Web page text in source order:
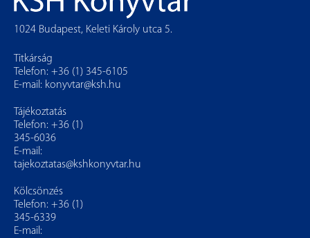
1024 Budapest, Keleti Károly utca 5.
Titkárság
Telefon: +36 (1) 345-6105
E-mail: konyvtar@ksh.hu
Tájékoztatás
Telefon: +36 (1)
345-6036
E-mail:
tajekoztatas@kshkonyvtar.hu
Kölcsönzés
Telefon: +36 (1)
345-6339
E-mail: